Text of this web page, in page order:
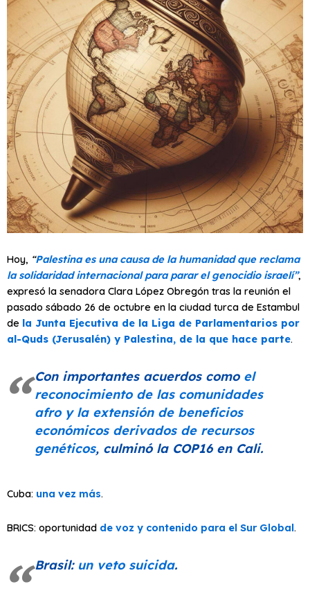
Hoy, “Palestina es una causa de la humanidad que reclama
la solidaridad internacional para parar el genocidio israelí”,
expresó la senadora Clara López Obregón tras la reunión el
pasado sábado 26 de octubre en la ciudad turca de Estambul
de la Junta Ejecutiva de la Liga de Parlamentarios por
al-Quds (Jerusalén) y Palestina, de la que hace parte.
Con importantes acuerdos como el
reconocimiento de las comunidades
afro y la extensión de beneficios
económicos derivados de recursos
genéticos, culminó la COP16 en Cali.
Cuba: una vez más.
BRICS: oportunidad de voz y contenido para el Sur Global.
Brasil:un veto suicida.